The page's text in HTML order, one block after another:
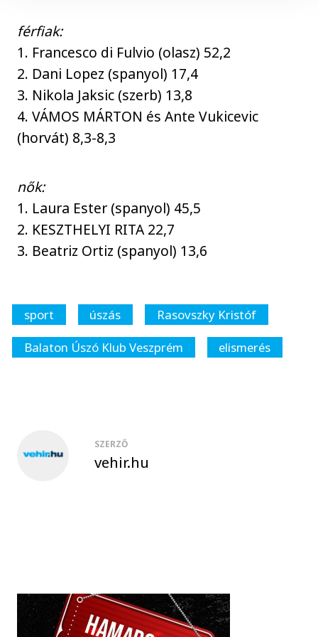
férfiak:
1. Francesco di Fulvio (olasz) 52,2
2. Dani Lopez (spanyol) 17,4
3. Nikola Jaksic (szerb) 13,8
4. VÁMOS MÁRTON és Ante Vukicevic
(horvát) 8,3-8,3
nők:
1. Laura Ester (spanyol) 45,5
2. KESZTHELYI RITA 22,7
3. Beatriz Ortiz (spanyol) 13,6
sport úszás
Rasovszky Kristóf
Balaton Úszó Klub Veszprém
elismerés
SZERZŐ
vehir.hu